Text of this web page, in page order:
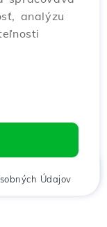
analýzu
Údajov
Chat Menu